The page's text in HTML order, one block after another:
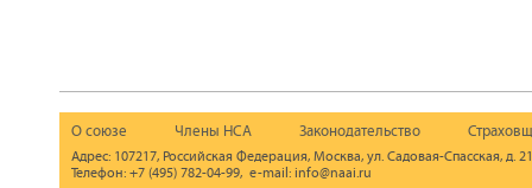
О союзе Члены НСА Законодательство
Адрес: 107217, Российская Федерация, Москва, ул. Садовая-Спасская, д.
Телефон: +7 (495) 782-04-99, e-mail: info@naai.ru